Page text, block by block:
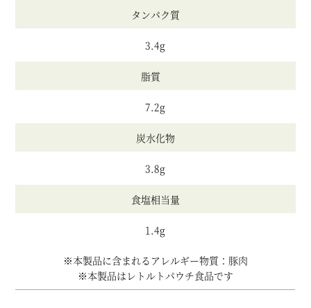
タンパク質
3.4g
脂質
7.2g
炭水化物
3.8g
食塩相当量
1.4g
※本製品に含まれるアレルギー物質：豚肉
※本製品はレトルトパウチ食品です